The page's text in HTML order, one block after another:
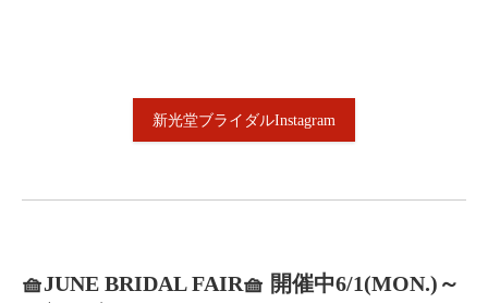
新光堂ブライダルInstagram
🧺JUNE BRIDAL FAIR🧺 開催中6/1(MON.)～